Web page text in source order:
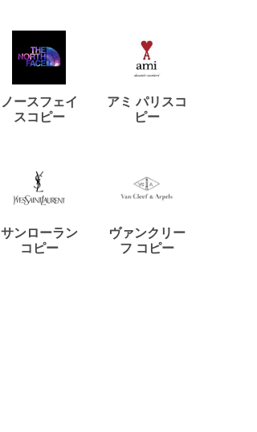
ノースフェイ
スコピー
アミ パリスコ
ピー
サンローラン
コピー
ヴァンクリー
フ コピー